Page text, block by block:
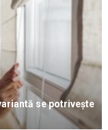
se potrivește